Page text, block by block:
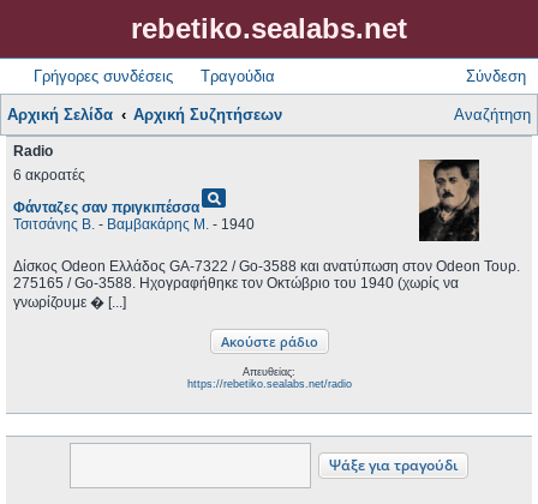
rebetiko.sealabs.net
Γρήγορες συνδέσεις Τραγούδια Σύνδεση
Αρχική Σελίδα Αρχική Συζητήσεων Αναζήτηση
Radio
6 ακροατές
Φάνταζες σαν πριγκιπέσσαpageview
Τσιτσάνης Β. - Βαμβακάρης Μ. - 1940
Δίσκος Odeon Ελλάδος GA-7322 / Go-3588 και ανατύπωση στον Odeon Τουρ.
275165 / Go-3588. Ηχογραφήθηκε τον Οκτώβριο του 1940 (χωρίς να
γνωρίζουμε � [...]
Απευθείας:
https://rebetiko.sealabs.net/radio